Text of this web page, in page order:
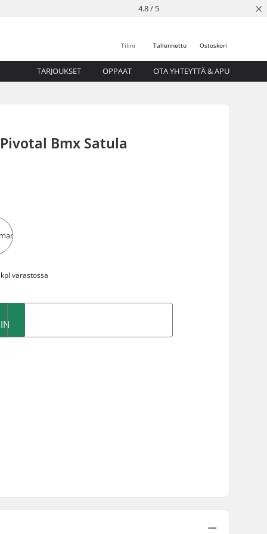
4.8 / 5 ×
Ostoskori
Tallennettu
Tilini
TARJOUKSET OPPAAT OTA YHTEYTTÄ & APU
Bmx Satula
varastossa